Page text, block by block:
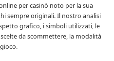
per casinò noto per la sua
sempre originali. Il nostro analisi
grafico, i simboli utilizzati, le
da scommettere, la modalità